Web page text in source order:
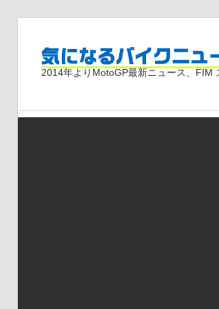
2014年よりMotoGP最新ニュース、FIM